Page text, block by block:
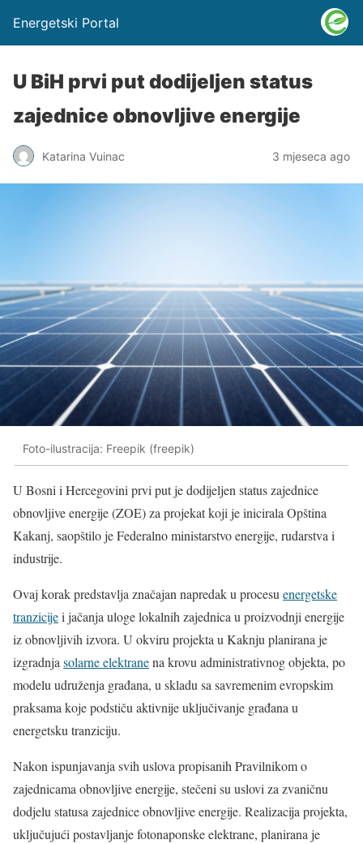
Energetski Portal
U BiH prvi put dodijeljen status
zajednice obnovljive energije
Katarina Vuinac 3 mjeseca ago
Foto-ilustracija: Freepik (freepik)
U Bosni i Hercegovini prvi put je dodijeljen status zajednice
obnovljive energije (ZOE) za projekat koji je inicirala Opština
Kakanj, saopštilo je Federalno ministarstvo energije, rudarstva i
industrije.
Ovaj korak predstavlja značajan napredak u procesuenergetske
tranzicijei jačanja uloge lokalnih zajednica u proizvodnji energije
iz obnovljivih izvora. U okviru projekta u Kaknju planirana je
izgradnjasolarne elektranena krovu administrativnog objekta, po
modelu udruženja građana, u skladu sa savremenim evropskim
praksama koje podstiču aktivnije uključivanje građana u
energetsku tranziciju.
Nakon ispunjavanja svih uslova propisanih Pravilnikom o
zajednicama obnovljive energije, stečeni su uslovi za zvaničnu
dodjelu statusa zajednice obnovljive energije. Realizacija projekta,
uključujući postavljanje fotonaponske elektrane, planirana je